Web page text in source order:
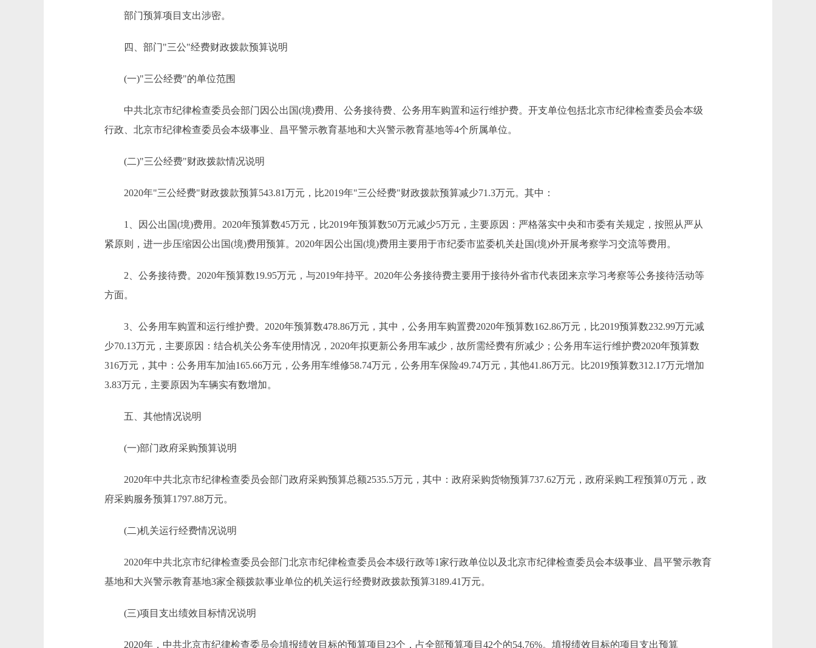
部门预算项目支出涉密。
四、部门"三公"经费财政拨款预算说明
(一)"三公经费"的单位范围
中共北京市纪律检查委员会部门因公出国(境)费用、公务接待费、公务用车购置和运行维护费。开支单位包括北京市纪律检查委员会本级
行政、北京市纪律检查委员会本级事业、昌平警示教育基地和大兴警示教育基地等4个所属单位。
(二)"三公经费"财政拨款情况说明
2020年"三公经费"财政拨款预算543.81万元，比2019年"三公经费"财政拨款预算减少71.3万元。其中：
1、因公出国(境)费用。2020年预算数45万元，比2019年预算数50万元减少5万元，主要原因：严格落实中央和市委有关规定，按照从严从
紧原则，进一步压缩因公出国(境)费用预算。2020年因公出国(境)费用主要用于市纪委市监委机关赴国(境)外开展考察学习交流等费用。
2、公务接待费。2020年预算数19.95万元，与2019年持平。2020年公务接待费主要用于接待外省市代表团来京学习考察等公务接待活动等
方面。
3、公务用车购置和运行维护费。2020年预算数478.86万元，其中，公务用车购置费2020年预算数162.86万元，比2019预算数232.99万元减
少70.13万元，主要原因：结合机关公务车使用情况，2020年拟更新公务用车减少，故所需经费有所减少；公务用车运行维护费2020年预算数
316万元，其中：公务用车加油165.66万元，公务用车维修58.74万元，公务用车保险49.74万元，其他41.86万元。比2019预算数312.17万元增加
3.83万元，主要原因为车辆实有数增加。
五、其他情况说明
(一)部门政府采购预算说明
2020年中共北京市纪律检查委员会部门政府采购预算总额2535.5万元，其中：政府采购货物预算737.62万元，政府采购工程预算0万元，政
府采购服务预算1797.88万元。
(二)机关运行经费情况说明
2020年中共北京市纪律检查委员会部门北京市纪律检查委员会本级行政等1家行政单位以及北京市纪律检查委员会本级事业、昌平警示教育
基地和大兴警示教育基地3家全额拨款事业单位的机关运行经费财政拨款预算3189.41万元。
(三)项目支出绩效目标情况说明
2020年，中共北京市纪律检查委员会填报绩效目标的预算项目23个，占全部预算项目42个的54.76%。填报绩效目标的项目支出预算